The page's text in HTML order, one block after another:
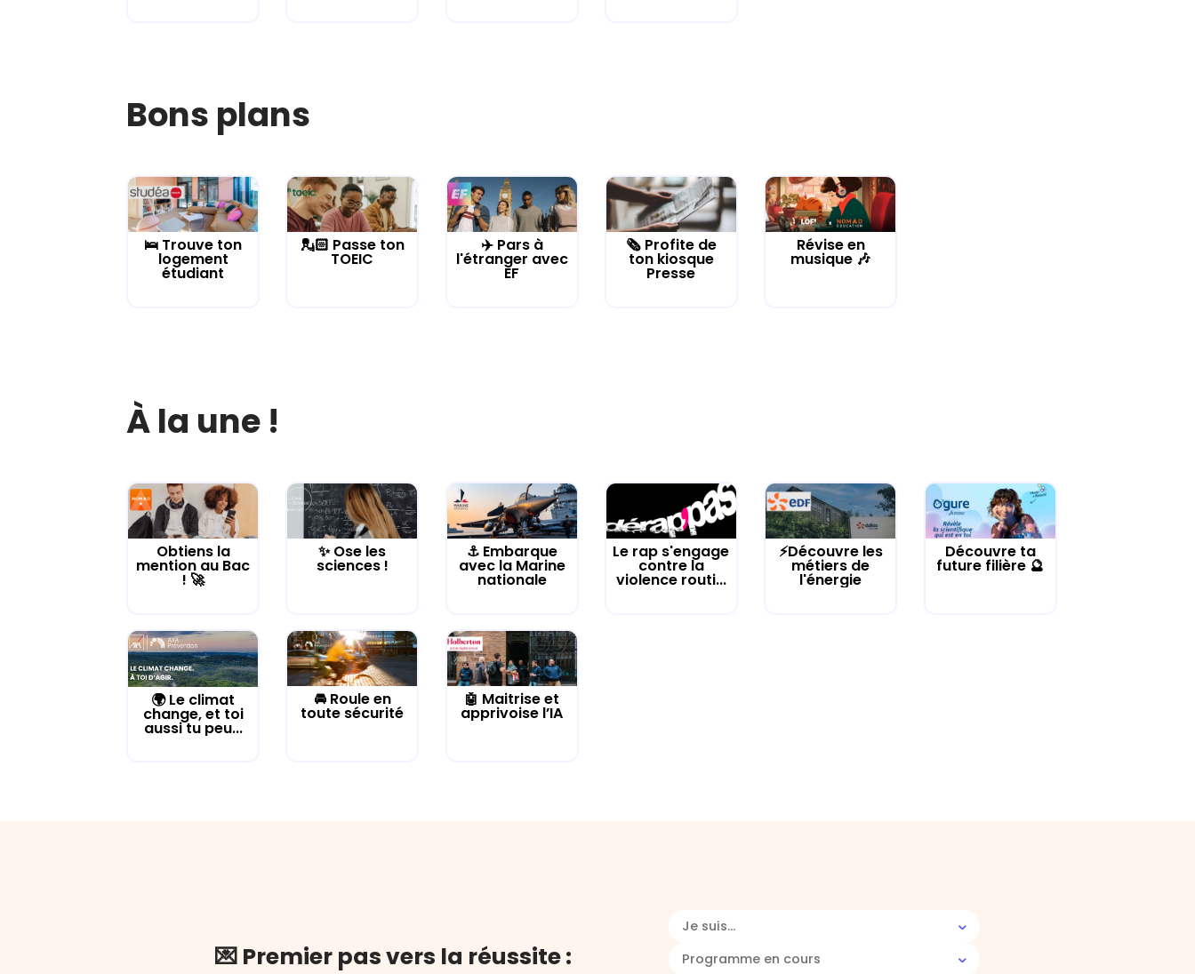
Bons plans
🛌 Trouve ton
logement
étudiant
💂🏻 Passe ton
TOEIC
✈️ Pars à
l'étranger avec
EF
🗞️ Profite de
ton kiosque
Presse
Révise en
musique 🎶
À la une !
Obtiens la
mention au Bac
! 🚀
✨ Ose les
sciences !
⚓️ Embarque
avec la Marine
nationale
Le rap s'engage
contre la
violence routi...
⚡Découvre les
métiers de
l'énergie
Découvre ta
future filière 🔮
🌍 Le climat
change, et toi
aussi tu peu...
🚘 Roule en
toute sécurité
🤖 Maitrise et
apprivoise l’IA
💌 Premier pas vers la réussite :
Je suis...
Programme en cours